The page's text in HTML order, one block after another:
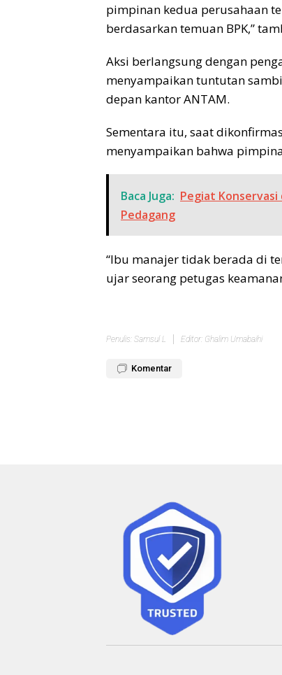
pimpinan kedua perusahaan
berdasarkan temuan BPK,”
Aksi berlangsung dengan
menyampaikan tuntutan
depan kantor ANTAM.
Sementara itu, saat
menyampaikan bahwa
Baca Juga: Pegiat
Pedagang
“Ibu manajer tidak berada di
ujar seorang petugas
Penulis: Samsul L Editor: Ghalim Umabaihi
Komentar